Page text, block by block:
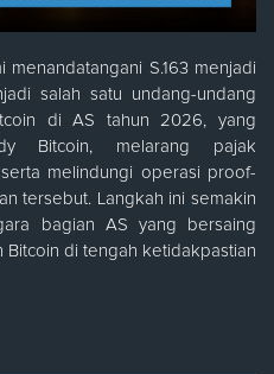
S.163 menjadi
salah satu undang-undang
di AS tahun 2026, yang
Bitcoin, melarang pajak
melindungi operasi proof-
tersebut. Langkah ini semakin
bagian AS yang bersaing
Bitcoin di tengah ketidakpastian